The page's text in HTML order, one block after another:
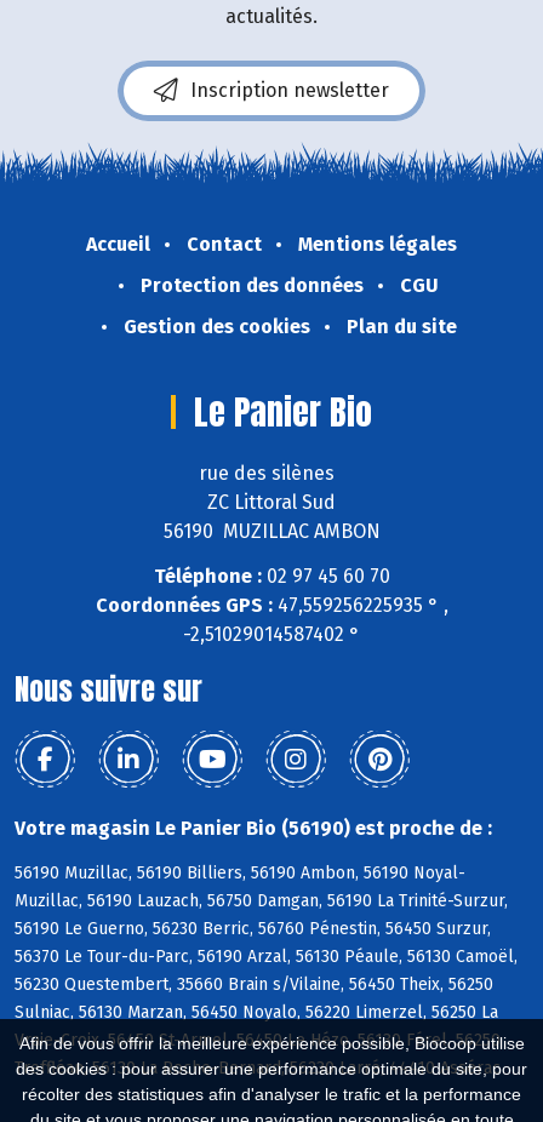
Afin de vous offrir la meilleure expérience possible, Biocoop utilise
des cookies : pour assurer une performance optimale du site, pour
récolter des statistiques afin d'analyser le trafic et la performance
actualités.
Inscription newsletter
Accueil Contact
Mentions légales
Protection des données
CGU
Gestion des cookies
Plan du site
Le Panier Bio
rue des silènes
ZC Littoral Sud
56190 MUZILLAC AMBON
Téléphone :02 97 45 60 70
Coordonnées GPS :47,559256225935 ° ,
-2,51029014587402 °
Nous suivre sur
Votre magasin Le Panier Bio (56190) est proche de :
56190 Muzillac, 56190 Billiers, 56190 Ambon, 56190 Noyal-
Muzillac, 56190 Lauzach, 56750 Damgan, 56190 La Trinité-Surzur,
56190 Le Guerno, 56230 Berric, 56760 Pénestin, 56450 Surzur,
56370 Le Tour-du-Parc, 56190 Arzal, 56130 Péaule, 56130 Camoël,
56230 Questembert, 35660 Brain s/Vilaine, 56450 Theix, 56250
Sulniac, 56130 Marzan, 56450 Noyalo, 56220 Limerzel, 56250 La
Vraie-Croix, 56450 St-Armel, 56450 Le Hézo, 56130 Férel, 56250
Treffléan, 56130 La Roche-Bernard, 56230 Larré, 44410 Assérac